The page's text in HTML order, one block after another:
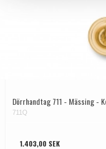
Dörrhandtag 711 - Mässing -
711Q
1.403,00 SEK